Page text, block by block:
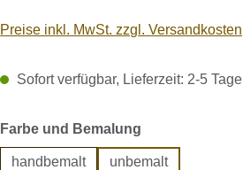
Preise inkl. MwSt. zzgl. Versandkosten
Sofort verfügbar, Lieferzeit: 2-5 Tage
Farbe und Bemalung
handbemalt unbemalt